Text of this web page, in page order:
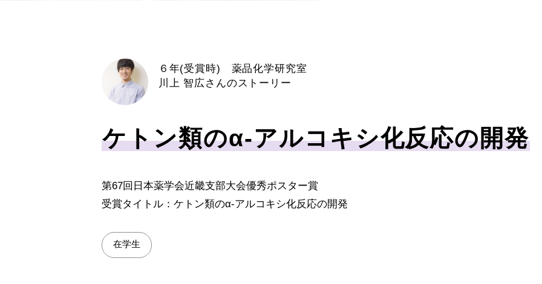
６年(受賞時) 薬品化学研究室
川上 智広さんのストーリー
ケトン類のα-アルコキシ化反応の開発
第67回日本薬学会近畿支部大会優秀ポスター賞
受賞タイトル：ケトン類のα-アルコキシ化反応の開発
在学生